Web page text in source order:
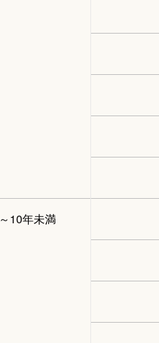
10年未満